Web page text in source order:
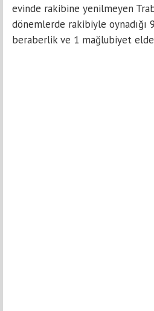
evinde rakibine yenilmeyen
dönemlerde rakibiyle oynadığı
beraberlik ve 1 mağlubiyet